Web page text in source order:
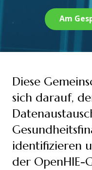
Am
Diese
sich darauf,
identifizieren
der OpenHIE-